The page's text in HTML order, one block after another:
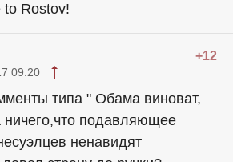
to Rostov!
+12
09:20
типа " Обама виноват,
подавляющее
ненавидят